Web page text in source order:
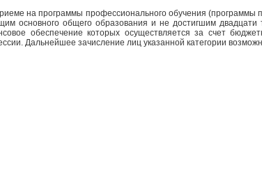
на программы профессионального обучения (программы
основного общего образования и не достигшим двадцати
обеспечение которых осуществляется за счет
Дальнейшее зачисление лиц указанной категории